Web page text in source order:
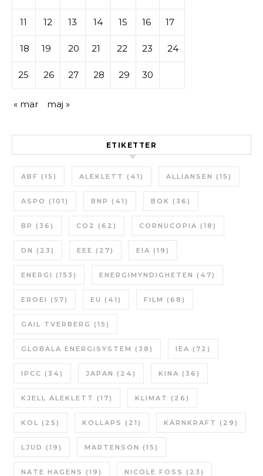
11 12 13 14 15 16 17
18 19 20 21 22 23 24
25 26 27 28 29 30
« mar maj »
ETIKETTER
ABF (15) ALEKLETT (41) ALLIANSEN (15)
ASPO (101) BNP (41) BOK (36)
BP (36) CO2 (62) CORNUCOPIA (18)
DN (23) EEE (27) EIA (19)
ENERGI (153) ENERGIMYNDIGHETEN (47)
EROEI (57) EU (41) FILM (68)
GAIL TVERBERG (15)
GLOBALA ENERGISYSTEM (38) IEA (72)
IPCC (34) JAPAN (24) KINA (36)
KJELL ALEKLETT (17) KLIMAT (26)
KOL (25) KOLLAPS (21) KÄRNKRAFT (29)
LJUD (19) MARTENSON (15)
NATE HAGENS (19) NICOLE FOSS (23)